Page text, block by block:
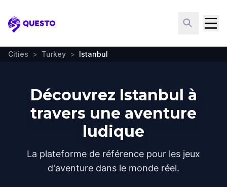
Questo
Cities > Turkey > Istanbul
Découvrez Istanbul à
travers une aventure
ludique
La plateforme de référence pour les jeux
d'aventure dans le monde réel.